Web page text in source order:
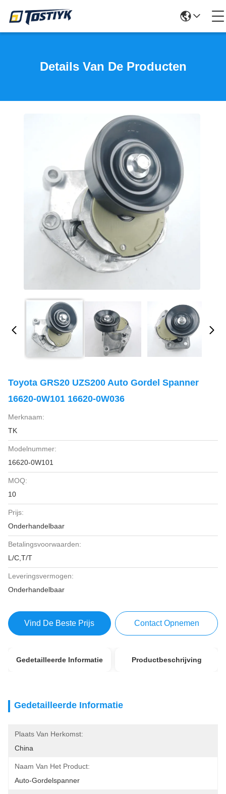
Details Van De Producten
Toyota GRS20 UZS200 Auto Gordel Spanner
16620-0W101 16620-0W036
Merknaam:
TK
Modelnummer:
16620-0W101
MOQ:
10
Prijs:
Onderhandelbaar
Betalingsvoorwaarden:
L/C,T/T
Leveringsvermogen:
Onderhandelbaar
Vind De Beste Prijs Contact Opnemen
Gedetailleerde Informatie Productbeschrijving
Gedetailleerde Informatie
Plaats Van Herkomst:
China
Naam Van Het Product:
Auto-Gordelspanner